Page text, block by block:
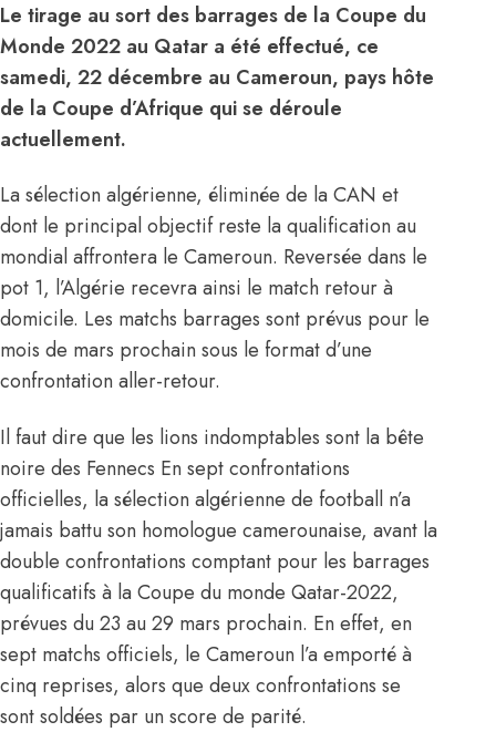
Le tirage au sort des barrages de la Coupe du
Monde 2022 au Qatar a été effectué, ce
samedi, 22 décembre au Cameroun, pays hôte
de la Coupe d’Afrique qui se déroule
actuellement.
La sélection algérienne, éliminée de la CAN et
dont le principal objectif reste la qualification au
mondial affrontera le Cameroun. Reversée dans le
pot 1, l’Algérie recevra ainsi le match retour à
domicile. Les matchs barrages sont prévus pour le
mois de mars prochain sous le format d’une
confrontation aller-retour.
Il faut dire que les lions indomptables sont la bête
noire des Fennecs En sept confrontations
officielles, la sélection algérienne de football n’a
jamais battu son homologue camerounaise, avant la
double confrontations comptant pour les barrages
qualificatifs à la Coupe du monde Qatar-2022,
prévues du 23 au 29 mars prochain. En effet, en
sept matchs officiels, le Cameroun l’a emporté à
cinq reprises, alors que deux confrontations se
sont soldées par un score de parité.